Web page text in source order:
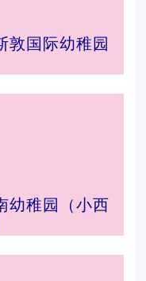
敦国际幼稚园
幼稚园（小西